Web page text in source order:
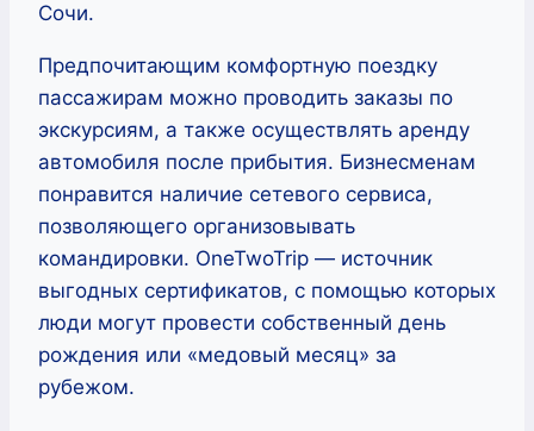
Сочи.
Предпочитающим комфортную поездку
пассажирам можно проводить заказы по
экскурсиям, а также осуществлять аренду
автомобиля после прибытия. Бизнесменам
понравится наличие сетевого сервиса,
позволяющего организовывать
командировки. OneTwoTrip — источник
выгодных сертификатов, с помощью которых
люди могут провести собственный день
рождения или «медовый месяц» за
рубежом.